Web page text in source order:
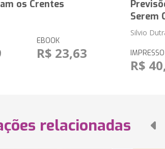
os Crentes
EBOOK
R$ 23,63
Serem
Silvio
IMPRESSO
R$
relacionadas